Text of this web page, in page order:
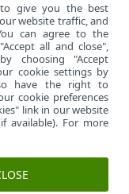
give you the best
website traffic, and
can agree to the
all and close",
choosing "Accept
cookie settings by
have the right to
cookie preferences
link in our website
available). For more